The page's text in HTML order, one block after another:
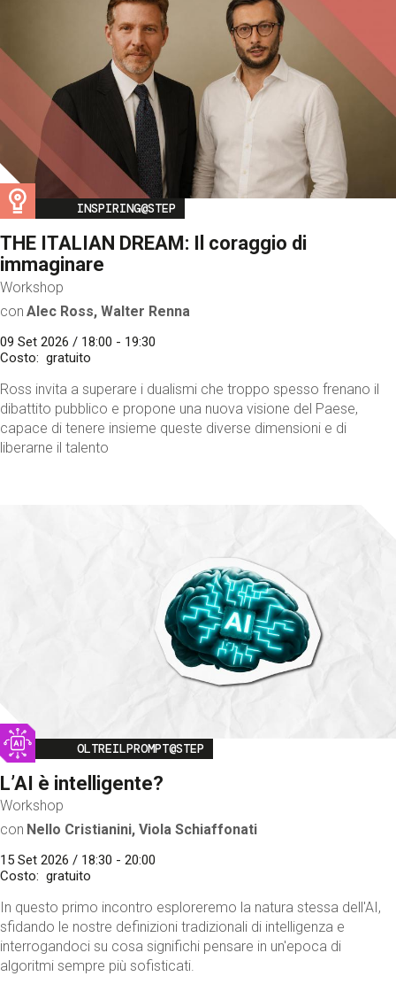
Image
INSPIRING@STEP
THE ITALIAN DREAM: Il coraggio di
immaginare
Workshop
con Alec Ross, Walter Renna
09 Set 2026 / 18:00 - 19:30
Costo
gratuito
Ross invita a superare i dualismi che troppo spesso frenano il
dibattito pubblico e propone una nuova visione del Paese,
capace di tenere insieme queste diverse dimensioni e di
liberarne il talento
Image
OLTREILPROMPT@STEP
L’AI è intelligente?
Workshop
con Nello Cristianini, Viola Schiaffonati
15 Set 2026 / 18:30 - 20:00
Costo
gratuito
In questo primo incontro esploreremo la natura stessa dell'AI,
sfidando le nostre definizioni tradizionali di intelligenza e
interrogandoci su cosa significhi pensare in un'epoca di
algoritmi sempre più sofisticati.